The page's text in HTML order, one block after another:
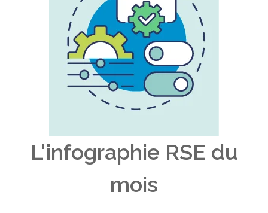
L'infographie RSE du
mois